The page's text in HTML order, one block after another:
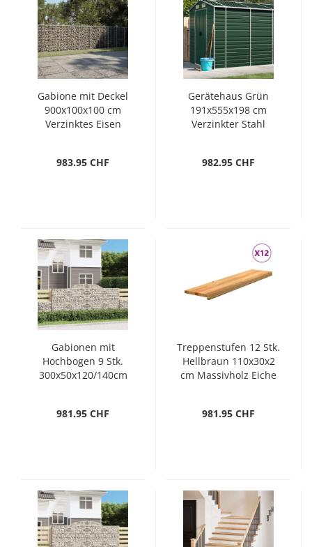
Gabione mit Deckel
900x100x100 cm
Verzinktes Eisen
983.95 CHF
Gerätehaus Grün
191x555x198 cm
Verzinkter Stahl
982.95 CHF
Gabionen mit
Hochbogen 9 Stk.
300x50x120/140cm
981.95 CHF
Treppenstufen 12 Stk.
Hellbraun 110x30x2
cm Massivholz Eiche
981.95 CHF